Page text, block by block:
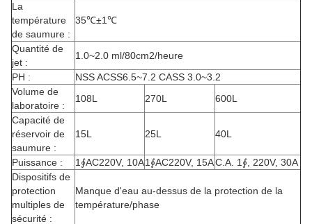
La
température
de saumure :
35℃±1℃
Quantité de
jet :
1.0~2.0 ml/80cm2/heure
PH :
NSS ACSS6.5~7.2 CASS 3.0~3.2
Volume de
laboratoire :
108L 270L
600L
Capacité de
réservoir de
saumure :
15L 25L 40L
Puissance : 1∮AC220V, 10A1∮AC220V, 15AC.A. 1∮, 220V, 30A
Dispositifs de
protection
multiples de
sécurité :
Manque d'eau au-dessus de la protection de la
température/phase